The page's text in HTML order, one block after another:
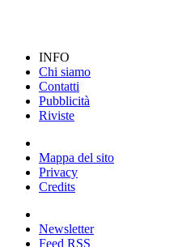
INFO
Chi siamo
Contatti
Pubblicità
Riviste
Mappa del sito
Privacy
Credits
Newsletter
Feed RSS